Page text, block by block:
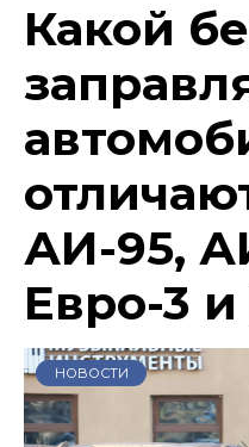
Какой
АИ-95,
Евро-3
НОВОСТИ